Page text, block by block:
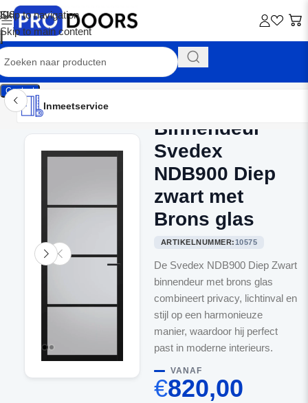
Skip to navigation
Skip to main content
Contact
Inmeetservice
Montageservice
Advies op maat
Showroom
Inmeetservice
Binnendeur
Svedex
NDB900 Diep
zwart met
Brons glas
ARTIKELNUMMER:10575
De Svedex NDB900 Diep Zwart
binnendeur met brons glas
combineert privacy, lichtinval en
stijl op een harmonieuze
manier, waardoor hij perfect
past in moderne interieurs.
VANAF
€820,00